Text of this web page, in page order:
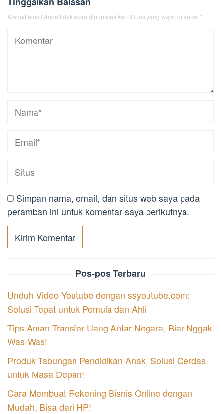
Alamat email Anda tidak akan dipublikasikan. Ruas yang wajib ditandai *
Simpan nama, email, dan situs web saya pada
peramban ini untuk komentar saya berikutnya.
Pos-pos Terbaru
Unduh Video Youtube dengan ssyoutube.com:
Solusi Tepat untuk Pemula dan Ahli
Tips Aman Transfer Uang Antar Negara, Biar Nggak
Was-Was!
Produk Tabungan Pendidikan Anak, Solusi Cerdas
untuk Masa Depan!
Cara Membuat Rekening Bisnis Online dengan
Mudah, Bisa dari HP!